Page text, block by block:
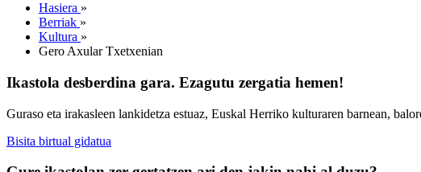
Hasiera »
Berriak »
Kultura »
Gero Axular Txetxenian
Ikastola desberdina gara. Ezagutu zergatia hemen!
Guraso eta irakasleen lankidetza estuaz, Euskal Herriko kulturaren barnean,
Bisita birtual gidatua